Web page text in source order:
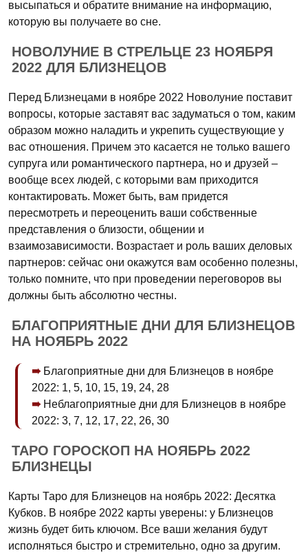
высыпаться и обратите внимание на информацию,
которую вы получаете во сне.
НОВОЛУНИЕ В СТРЕЛЬЦЕ 23 НОЯБРЯ
2022 ДЛЯ БЛИЗНЕЦОВ
Перед Близнецами в ноябре 2022 Новолуние поставит
вопросы, которые заставят вас задуматься о том, каким
образом можно наладить и укрепить существующие у
вас отношения. Причем это касается не только вашего
супруга или романтического партнера, но и друзей –
вообще всех людей, с которыми вам приходится
контактировать. Может быть, вам придется
пересмотреть и переоценить ваши собственные
представления о близости, общении и
взаимозависимости. Возрастает и роль ваших деловых
партнеров: сейчас они окажутся вам особенно полезны,
только помните, что при проведении переговоров вы
должны быть абсолютно честны.
БЛАГОПРИЯТНЫЕ ДНИ ДЛЯ БЛИЗНЕЦОВ
НА НОЯБРЬ 2022
Благоприятные дни для Близнецов в ноябре
2022: 1, 5, 10, 15, 19, 24, 28
Неблагоприятные дни для Близнецов в ноябре
2022: 3, 7, 12, 17, 22, 26, 30
ТАРО ГОРОСКОП НА НОЯБРЬ 2022
БЛИЗНЕЦЫ
Карты Таро для Близнецов на ноябрь 2022: Десятка
Кубков. В ноябре 2022 карты уверены: у Близнецов
жизнь будет бить ключом. Все ваши желания будут
исполняться быстро и стремительно, одно за другим.